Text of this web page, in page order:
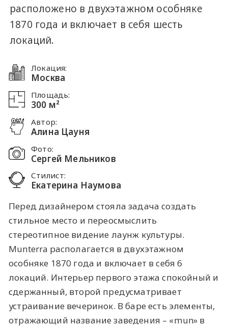
расположено в двухэтажном особняке
1870 года и включает в себя шесть
локаций.
Локация:
Москва
Площадь:
300 м²
Автор:
Алина Цауня
Фото:
Сергей Мельников
Стилист:
Екатерина Наумова
Перед дизайнером стояла задача создать
стильное место и переосмыслить
стереотипное видение лаунж культуры.
Munterra располагается в двухэтажном
особняке 1870 года и включает в себя 6
локаций. Интерьер первого этажа спокойный и
сдержанный, второй предусматривает
устраивание вечеринок. В баре есть элементы,
отражающий название заведения – «mun» в